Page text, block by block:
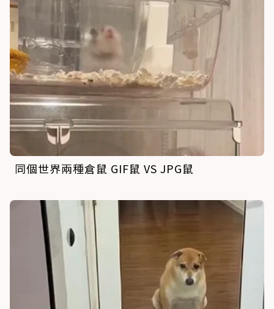
同個世界兩種倉鼠 GIF鼠 VS JPG鼠